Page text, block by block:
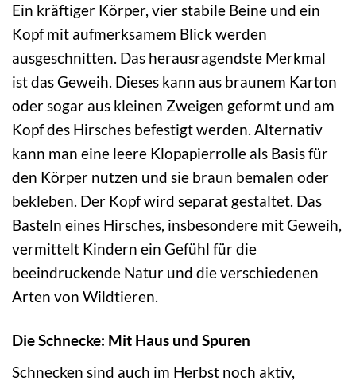
Ein kräftiger Körper, vier stabile Beine und ein
Kopf mit aufmerksamem Blick werden
ausgeschnitten. Das herausragendste Merkmal
ist das Geweih. Dieses kann aus braunem Karton
oder sogar aus kleinen Zweigen geformt und am
Kopf des Hirsches befestigt werden. Alternativ
kann man eine leere Klopapierrolle als Basis für
den Körper nutzen und sie braun bemalen oder
bekleben. Der Kopf wird separat gestaltet. Das
Basteln eines Hirsches, insbesondere mit Geweih,
vermittelt Kindern ein Gefühl für die
beeindruckende Natur und die verschiedenen
Arten von Wildtieren.
Die Schnecke: Mit Haus und Spuren
Schnecken sind auch im Herbst noch aktiv,